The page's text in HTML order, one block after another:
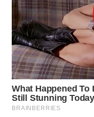
WAHANA
OTOMOTIF
WAHANA
HEALTH
WAHANA
DESA
WISATA